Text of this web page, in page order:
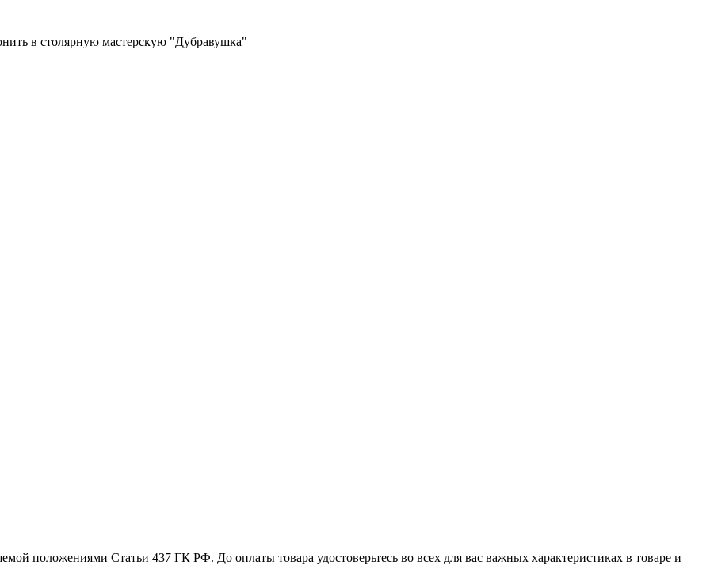
в столярную мастерскую "Дубравушка"
положениями Статьи 437 ГК РФ. До оплаты товара удостоверьтесь во всех для вас важных характеристиках в товаре и